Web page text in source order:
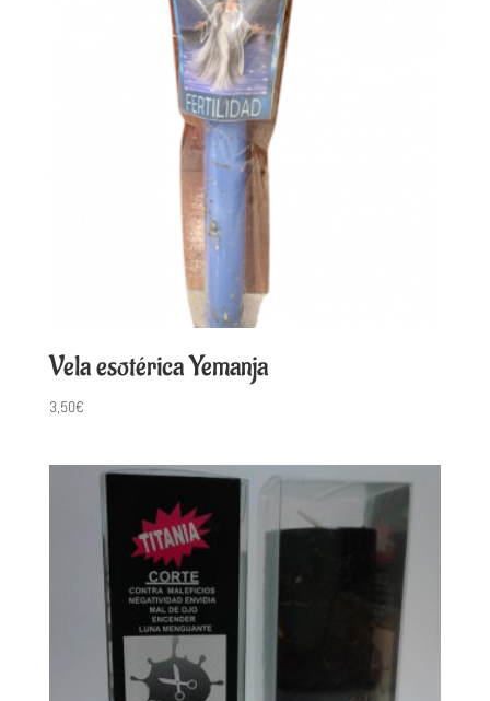
Vela esotérica Yemanja
3,50€